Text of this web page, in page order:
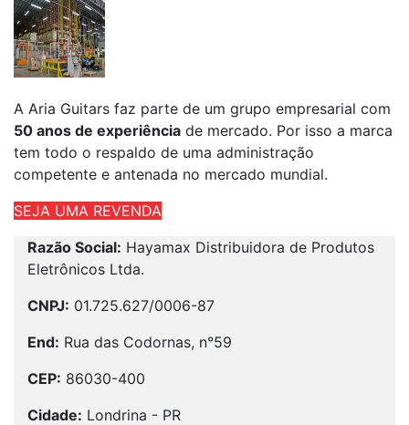
A Aria Guitars faz parte de um grupo empresarial com
50 anos de experiência de mercado. Por isso a marca
tem todo o respaldo de uma administração
competente e antenada no mercado mundial.
SEJA UMA REVENDA
Razão Social: Hayamax Distribuidora de Produtos
Eletrônicos Ltda.
CNPJ: 01.725.627/0006-87
End: Rua das Codornas, n°59
CEP: 86030-400
Cidade: Londrina - PR